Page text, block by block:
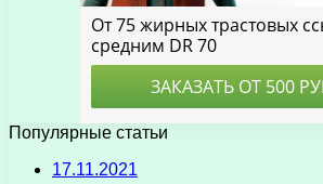
Популярные статьи
17.11.2021